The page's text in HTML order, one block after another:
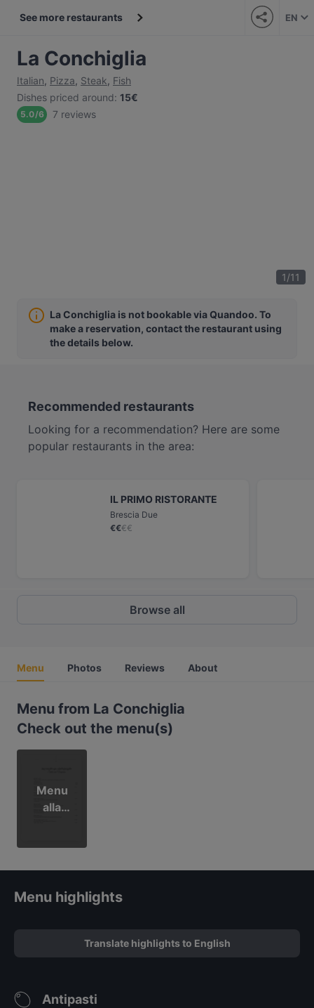
See more restaurants EN
La Conchiglia
Italian, Pizza, Steak, Fish
Dishes priced around: 15€
5.0/6 7 reviews
1/11
La Conchiglia is not bookable via Quandoo. To
make a reservation, contact the restaurant using
the details below.
Recommended restaurants
Looking for a recommendation? Here are some
popular restaurants in the area:
IL PRIMO RISTORANTE
Brescia Due
€€€€
Browse all
Menu Photos Reviews About
Menu from La Conchiglia
Check out the menu(s)
Menu
alla
Menu highlights
Translate highlights to English
Antipasti